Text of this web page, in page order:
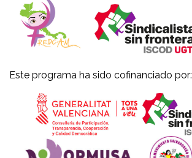
Este programa ha sido cofinanciado por: